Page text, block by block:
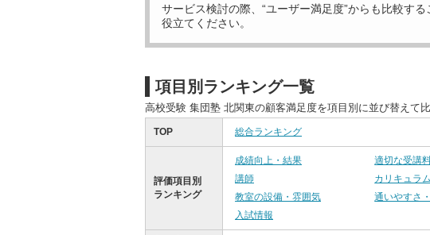
サービス検討の際、“ユーザー満足度”からも比較する
役立てください。
項目別ランキング一覧
高校受験 集団塾 北関東の顧客満足度を項目別に並び替えて
TOP 総合ランキング
評価項目別
ランキング
成績向上・結果 適切な受講
講師
カリキュラ
教室の設備・雰囲気
通いやすさ
入試情報